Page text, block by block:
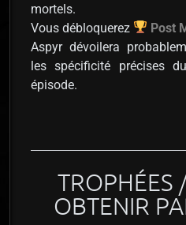
mortels.
Vous débloquerez
Post
Aspyr dévoilera
les spécificité précises
épisode.
TROPHÉES
OBTENIR